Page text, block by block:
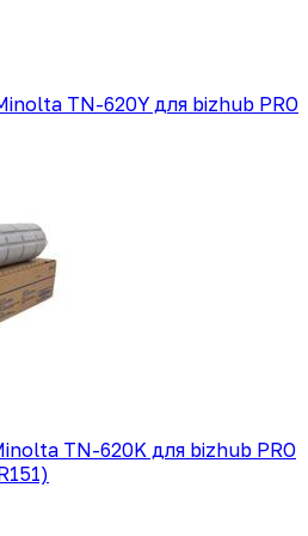
TN-620Y для bizhub PRO
TN-620K для bizhub PRO